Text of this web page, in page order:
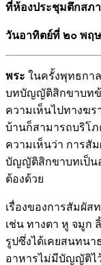
ที่ห้องประชุมตึกสภ
วันอาทิตย์ที่ ๒๐ พฤ
พระ ในครั้งพุทธกา
บทบัญญัติสิกขาบทข้
ความเห็นไปทางฆร
บ้านก็สามารถบริโ
ความเห็นว่า การสั
บัญญัติสิกขาบทเป็น
ต้องด้วย
เรื่องของการสัมผั
เช่น ทางตา หู จมูก
รูปซึ่งได้เคยสนทน
อาหารไม่มีบัญญัติไ